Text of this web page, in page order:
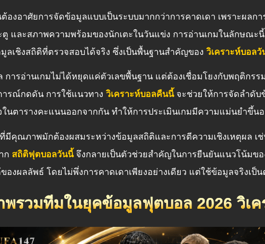
งอาศัยการจัดข้อมูลแบบเป็นระบบมากกว่าการคาดเดา เพราะผล
ตู และสภาพความพร้อมของนักเตะในวันแข่ง การอ่านเกมในลักษณ
ลเชิงสถิติที่ตรวจสอบได้จริง ซึ่งเป็นพื้นฐานสำคัญของ วิเคราะห์บอล
ารอ่านเกมไม่ได้หยุดแค่ตัวเลขพื้นฐาน แต่ต้องเชื่อมโยงกับพฤติกรร
รณ์กดดัน การใช้แนวทาง วิเคราะห์บอลคืนนี้จะช่วยให้การจัดลำดับ
นตารางคะแนนออกจากกัน ทำให้การประเมินเกมมีความแม่นยำขึ้นอ
มีคุณภาพมักต้องผสมระหว่างข้อมูลสถิติและการตีความเชิงเหตุผล เ
ก สถิติฟุตบอลวันนี้จึงกลายเป็นตัวช่วยสำคัญในการยืนยันแนวโน้มข
องผลลัพธ์ โดยไม่พึ่งการคาดเดาเพียงอย่างเดียว แต่ใช้ข้อมูลจริงเ
พรวมทีมในยุคข้อมูลฟุตบอล 2026 วิเ